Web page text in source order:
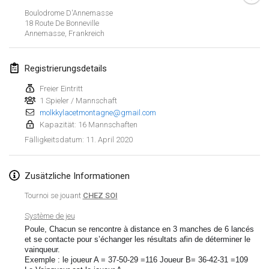
Kuratiert vonMölkk Your World
Liste anzeigen
Boulodrome D'Annemasse
18 Route De Bonneville
Annemasse, Frankreich
Registrierungsdetails
Freier Eintritt
1 Spieler / Mannschaft
molkkylacetmontagne@gmail.com
Kapazität: 16 Mannschaften
Fälligkeitsdatum: 11. April 2020
Zusätzliche Informationen
Tournoi se jouant CHEZ SOI
Système de jeu
Poule, Chacun se rencontre à distance en 3 manches de 6 lancés
et se contacte pour s’échanger les résultats afin de déterminer le
vainqueur.
Exemple : le joueur A = 37-50-29 =116 Joueur B= 36-42-31 =109
Tournoi d'Hiver
Tournoi de Mölkky - Lesfous Dubâtonvaigeois
25. Jan. 2020
Februar 2020
Open de l'Ourse
Möl'Krêpes
Liekki Cup
1. Feb. 2020
Turnieren angezeigt